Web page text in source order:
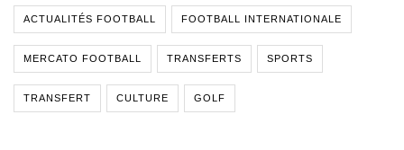
ACTUALITÉS FOOTBALL FOOTBALL INTERNATIONALE
MERCATO FOOTBALL TRANSFERTS SPORTS
TRANSFERT CULTURE GOLF